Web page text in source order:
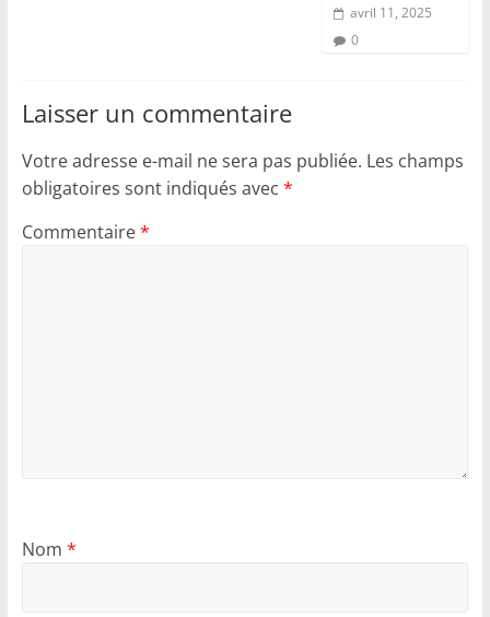
avril 11, 2025
0
Laisser un commentaire
Votre adresse e-mail ne sera pas publiée. Les champs
obligatoires sont indiqués avec *
Commentaire*
Nom *